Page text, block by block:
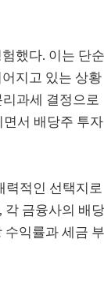
했다. 이는 단순
지고 있는 상황
과세 결정으로
면서 배당주 투자
력적인 선택지로
각 금융사의 배당
수익률과 세금 부